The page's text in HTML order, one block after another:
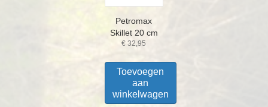
Petromax
Skillet 20 cm
€ 32,95
Toevoegen
aan
winkelwagen